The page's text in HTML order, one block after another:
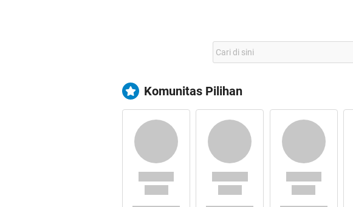
Komunitas Pilihan